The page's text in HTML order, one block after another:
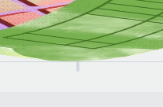
die je bedrijf